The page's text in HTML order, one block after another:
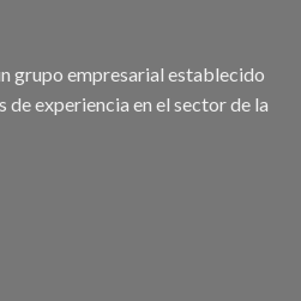
grupo empresarial establecido
de experiencia en el sector de la